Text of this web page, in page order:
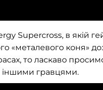
Supercross, в якій
«металевого коня»
то ласкаво
іншими гравцями.